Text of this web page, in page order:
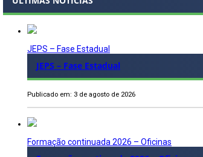
JEPS – Fase Estadual
JEPS – Fase Estadual
Publicado em: 3 de agosto de 2026
Formação continuada 2026 – Oficinas